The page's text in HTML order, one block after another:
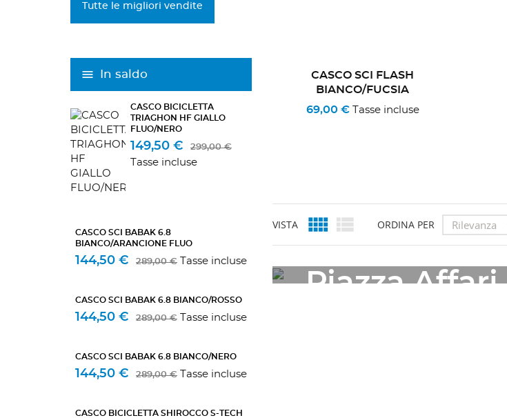
Tutte le migliori vendite
In saldo
CASCO BICICLETTA
TRIAGHON HF GIALLO
FLUO/NERO
149,50 € 299,00 €
Tasse incluse
CASCO SCI BABAK 6.8
BIANCO/ARANCIONE FLUO
144,50 € 289,00 € Tasse incluse
CASCO SCI BABAK 6.8 BIANCO/ROSSO
144,50 € 289,00 € Tasse incluse
CASCO SCI BABAK 6.8 BIANCO/NERO
144,50 € 289,00 € Tasse incluse
CASCO BICICLETTA SHIROCCO S-TECH
CASCO SCI FLASH
BIANCO/FUCSIA
69,00 €Tasse incluse
VISTA   ORDINA PER Rilevanza
OUTLET
Piazza Affari